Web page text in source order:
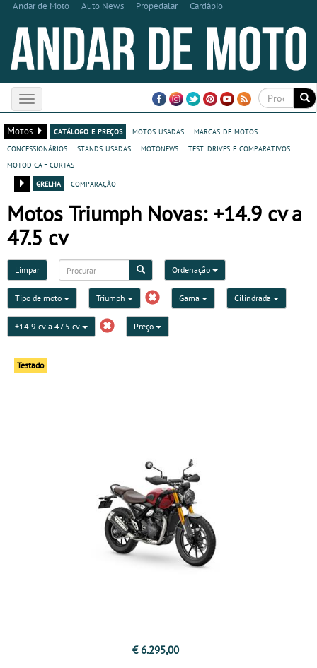
Andar de Moto Auto News Propedalar Cardápio
Toggle
navigation
Motos
catálogo e preços motos usadas
marcas de motos
concessionários
stands usadas motonews
test-drives e comparativos
motodica - curtas
grelha
comparação
Motos Triumph Novas: +14.9 cv a
47.5 cv
Limpar Ordenação
Tipo de moto Triumph Gama Cilindrada
+14.9 cv a 47.5 cv Preço
Testado
€ 6.295,00